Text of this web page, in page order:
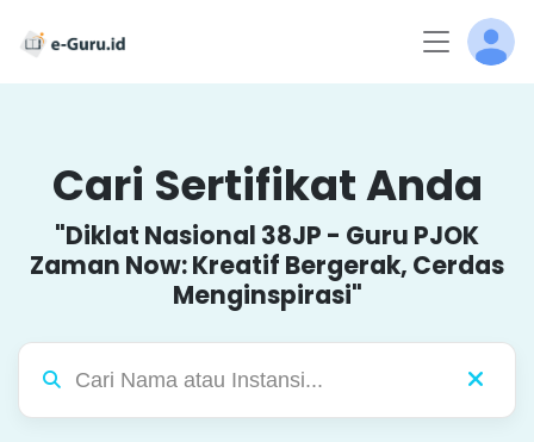
Cari Sertifikat Anda
"Diklat Nasional 38JP - Guru PJOK
Zaman Now: Kreatif Bergerak, Cerdas
Menginspirasi"